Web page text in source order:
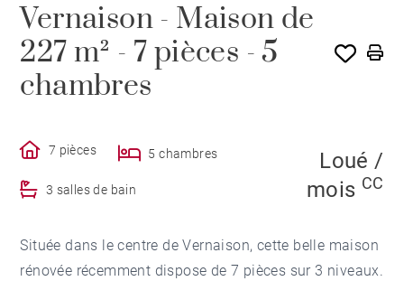
Vernaison - Maison de
227 m² - 7 pièces - 5
chambres
7 pièces 5 chambres
3 salles de bain
Loué /
mois CC
Située dans le centre de Vernaison, cette belle maison
rénovée récemment dispose de 7 pièces sur 3 niveaux.